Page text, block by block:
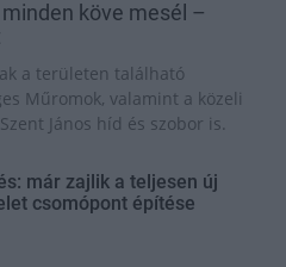
köve mesél –
a területen található
Műromok, valamint a közeli
János híd és szobor is.
már zajlik a teljesen új
csomópont építése